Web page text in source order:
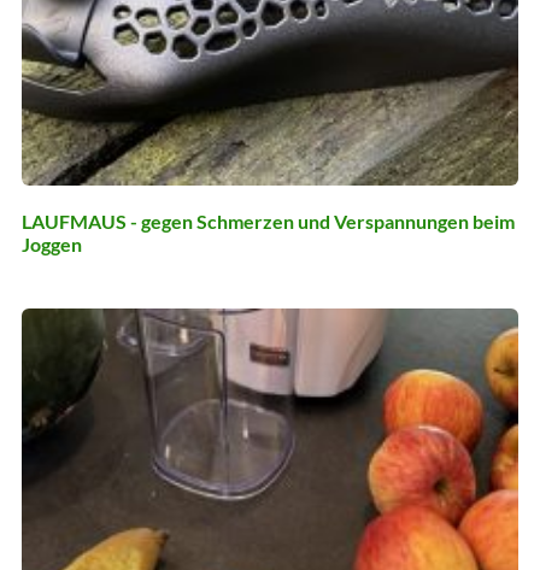
LAUFMAUS - gegen Schmerzen und Verspannungen beim
Joggen